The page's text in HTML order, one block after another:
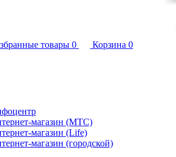
товары 0 Корзина 0
магазин (МТС)
магазин (Life)
магазин (городской)